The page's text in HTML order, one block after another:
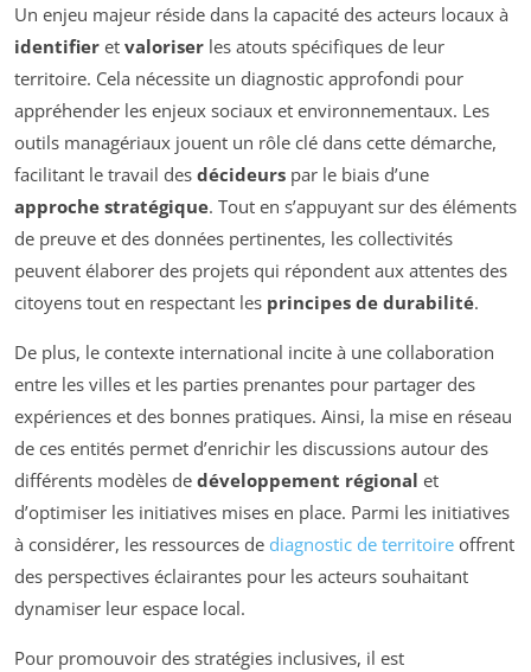
Un enjeu majeur réside dans la capacité des acteurs locaux à
identifier et valoriser les atouts spécifiques de leur
territoire. Cela nécessite un diagnostic approfondi pour
appréhender les enjeux sociaux et environnementaux. Les
outils managériaux jouent un rôle clé dans cette démarche,
facilitant le travail des décideurs par le biais d’une
approche stratégique. Tout en s’appuyant sur des éléments
de preuve et des données pertinentes, les collectivités
peuvent élaborer des projets qui répondent aux attentes des
citoyens tout en respectant les principes de durabilité.
De plus, le contexte international incite à une collaboration
entre les villes et les parties prenantes pour partager des
expériences et des bonnes pratiques. Ainsi, la mise en réseau
de ces entités permet d’enrichir les discussions autour des
différents modèles de développement régional et
d’optimiser les initiatives mises en place. Parmi les initiatives
à considérer, les ressources de diagnostic de territoire offrent
des perspectives éclairantes pour les acteurs souhaitant
dynamiser leur espace local.
Pour promouvoir des stratégies inclusives, il est